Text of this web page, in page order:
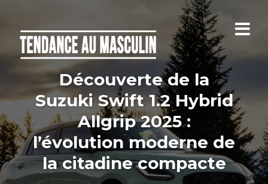
Découverte de la
Suzuki Swift 1.2 Hybrid
Allgrip 2025 :
l’évolution moderne de
la citadine compacte